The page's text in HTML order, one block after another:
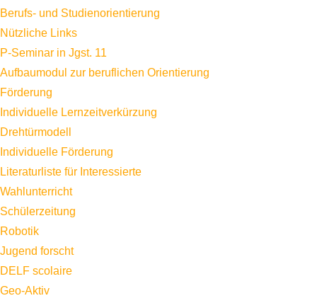
Berufs- und Studienorientierung
Nützliche Links
P-Seminar in Jgst. 11
Aufbaumodul zur beruflichen Orientierung
Förderung
Individuelle Lernzeitverkürzung
Drehtürmodell
Individuelle Förderung
Literaturliste für Interessierte
Wahlunterricht
Schülerzeitung
Robotik
Jugend forscht
DELF scolaire
Geo-Aktiv